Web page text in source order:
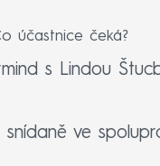
účastnice čeká?
s Lindou
ve